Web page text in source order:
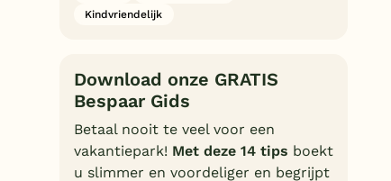
Kindvriendelijk
Download onze GRATIS
Bespaar Gids
Betaal nooit te veel voor een
vakantiepark! Met deze 14 tips boekt
u slimmer en voordeliger en begrijpt